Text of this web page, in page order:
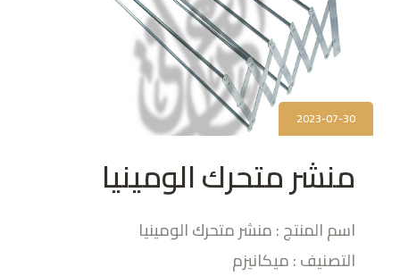
2023-07-30
منشر متحرك الومينيا
اسم المنتج : منشر متحرك الومينيا
التصنيف : ميكانيزم